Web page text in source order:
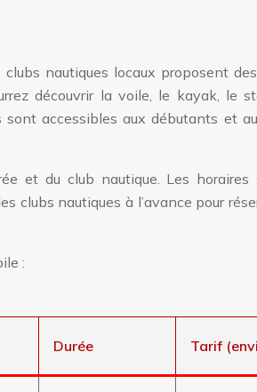
nautiques locaux proposent
découvrir la voile, le kayak, le
sont accessibles aux débutants et
et du club nautique. Les horaires
clubs nautiques à l’avance pour
:
Durée Tarif